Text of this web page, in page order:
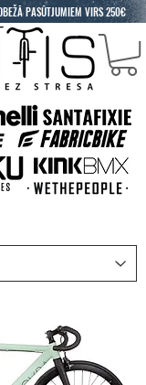
PASŪTJUMIEM VIRS 250€